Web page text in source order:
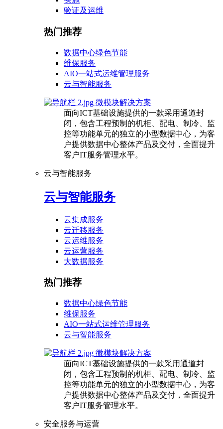
验证及运维
热门推荐
数据中心绿色节能
维保服务
AIO一站式运维管理服务
云与智能服务
微模块解决方案
面向ICT基础设施提供的一款采用通道封
闭，包含工程预制的机柜、配电、制冷、监
控等功能单元的独立的小型数据中心，为客
户提供数据中心整体产品及交付，全面提升
客户IT服务管理水平。
云与智能服务
云与智能服务
云集成服务
云迁移服务
云运维服务
云运营服务
大数据服务
热门推荐
数据中心绿色节能
维保服务
AIO一站式运维管理服务
云与智能服务
微模块解决方案
面向ICT基础设施提供的一款采用通道封
闭，包含工程预制的机柜、配电、制冷、监
控等功能单元的独立的小型数据中心，为客
户提供数据中心整体产品及交付，全面提升
客户IT服务管理水平。
安全服务与运营